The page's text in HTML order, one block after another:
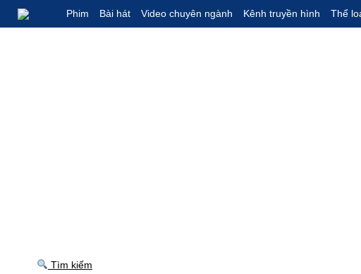
Phim Bài hát Video chuyên ngành Kênh truyền hình Thể
Tìm kiếm